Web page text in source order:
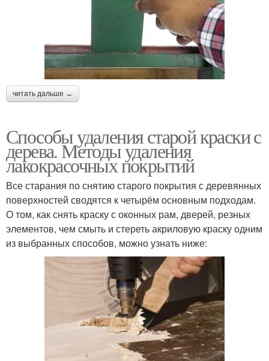
читать дальше →
Способы удаления старой краски с
дерева. Методы удаления
лакокрасочных покрытий
Все старания по снятию старого покрытия с деревянных
поверхностей сводятся к четырём основным подходам.
О том, как снять краску с оконных рам, дверей, резных
элементов, чем смыть и стереть акриловую краску одним
из выбранных способов, можно узнать ниже: